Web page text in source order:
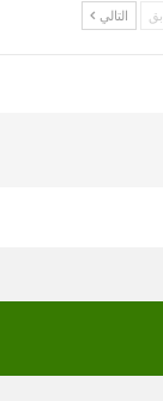
التالي